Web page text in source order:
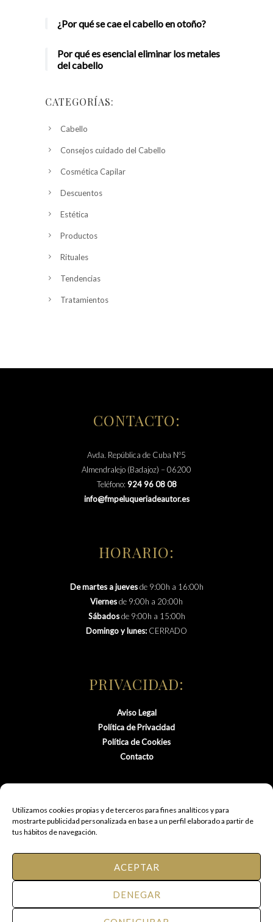
Utilizamos cookies propias y de terceros para fines analíticos y para
mostrarte publicidad personalizada en base a un perfil elaborado a partir de
tus hábitos de navegación.
ACEPTAR
DENEGAR
¿Por qué se cae el cabello en otoño?
Por qué es esencial eliminar los metales
del cabello
CATEGORÍAS:
Cabello
Consejos cuidado del Cabello
Cosmética Capilar
Descuentos
Estética
Productos
Rituales
Tendencias
Tratamientos
CONTACTO:
Avda. República de Cuba Nº5
Almendralejo (Badajoz) – 06200
Teléfono: 924 96 08 08
info@fmpeluqueriadeautor.es
HORARIO:
De martes a juevesde 9:00h a 16:00h
Viernesde 9:00h a 20:00h
Sábadosde 9:00h a 15:00h
Domingo y lunes: CERRADO
PRIVACIDAD:
Aviso Legal
Política de Privacidad
Política de Cookies
Contacto
Todos los derechos reservados.